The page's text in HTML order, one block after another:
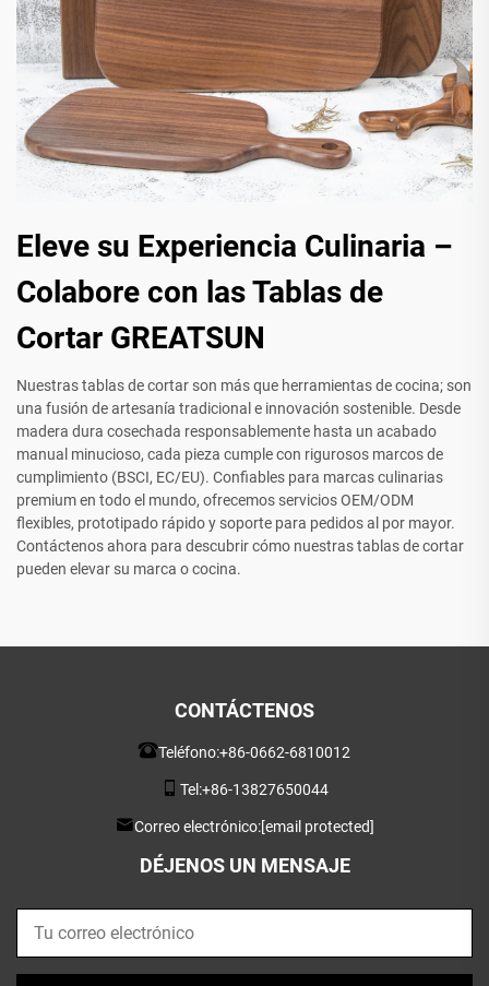
Eleve su Experiencia Culinaria –
Colabore con las Tablas de
Cortar GREATSUN
Nuestras tablas de cortar son más que herramientas de cocina; son
una fusión de artesanía tradicional e innovación sostenible. Desde
madera dura cosechada responsablemente hasta un acabado
manual minucioso, cada pieza cumple con rigurosos marcos de
cumplimiento (BSCI, EC/EU). Confiables para marcas culinarias
premium en todo el mundo, ofrecemos servicios OEM/ODM
flexibles, prototipado rápido y soporte para pedidos al por mayor.
Contáctenos ahora para descubrir cómo nuestras tablas de cortar
pueden elevar su marca o cocina.
CONTÁCTENOS
Teléfono:+86-0662-6810012
Tel:+86-13827650044
Correo electrónico:[email protected]
DÉJENOS UN MENSAJE